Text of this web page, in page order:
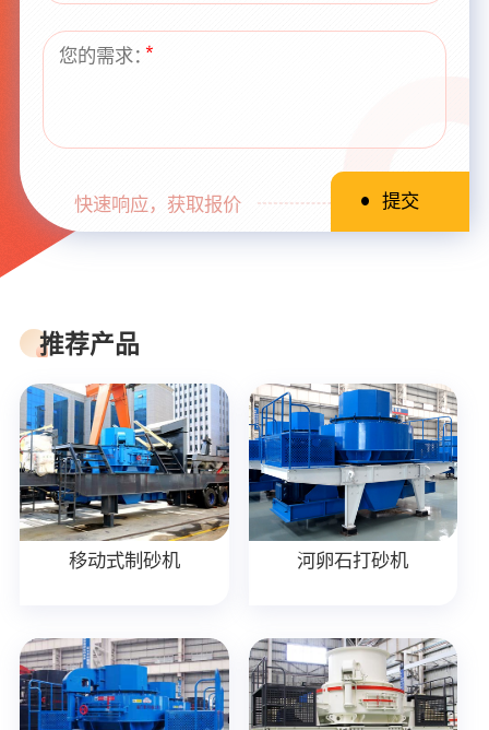
快速响应，获取报价
推荐产品
移动式制砂机 河卵石打砂机